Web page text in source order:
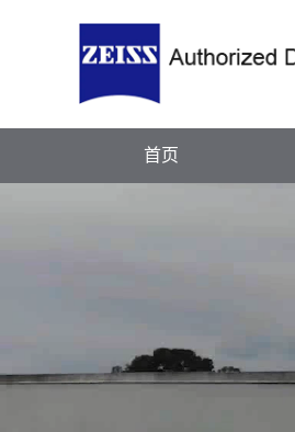
首页